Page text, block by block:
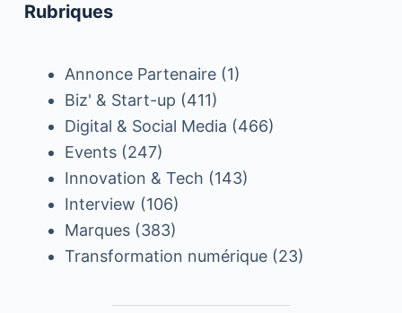
Rubriques
Annonce Partenaire(1)
Biz' & Start-up (411)
Digital & Social Media (466)
Events(247)
Innovation & Tech (143)
Interview (106)
Marques(383)
Transformation numérique(23)